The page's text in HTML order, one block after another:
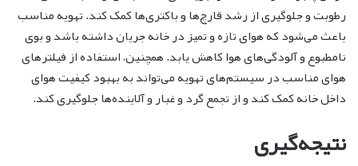
رطوبت و جلوگیری از رشد قارچ‌ها و باکتری‌ها کمک کند. تهویه مناسب
باعث می‌شود که هوای تازه و تمیز در خانه جریان داشته باشد و بوی
نامطبوع و آلودگی‌های هوا کاهش یابد. همچنین، استفاده از فیلترهای
هوای مناسب در سیستم‌های تهویه می‌تواند به بهبود کیفیت هوای
داخل خانه کمک کند و از تجمع گرد و غبار و آلاینده‌ها جلوگیری کند.
نتیجه‌گیری